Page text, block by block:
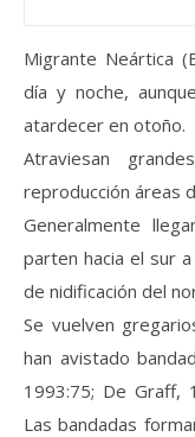
Migrante Neártica
día y noche,
atardecer en otoño.
Atraviesan
reproducción áreas
Generalmente
parten hacia el sur
de nidificación del
Se vuelven
han avistado
1993:75; De Graff,
Las bandadas